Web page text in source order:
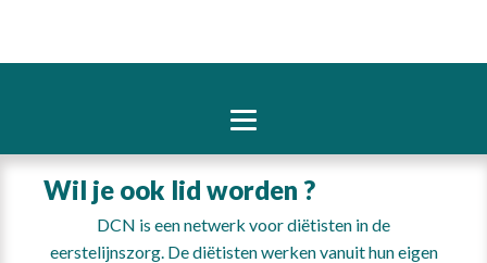
Wil je ook lid worden ?
DCN is een netwerk voor diëtisten in de
eerstelijnszorg. De diëtisten werken vanuit hun eigen